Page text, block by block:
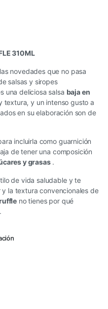
310ML
novedades que no pasa
salsas y siropes
una deliciosa salsa baja en
y un intenso gusto a
en su elaboración son de
incluirla como guarnición
de tener una composición
y grasas.
de vida saludable y te
la textura convencionales de
no tienes por qué